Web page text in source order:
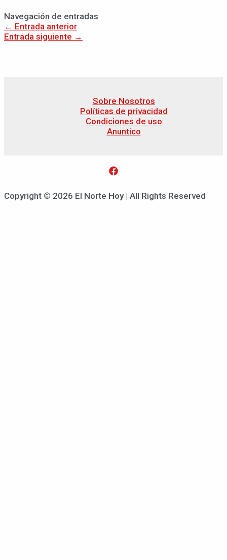
Navegación de entradas
← Entrada anterior
Entrada siguiente →
Sobre Nosotros
Políticas de privacidad
Condiciones de uso
Anuntico
Copyright © 2026 El Norte Hoy | All Rights Reserved